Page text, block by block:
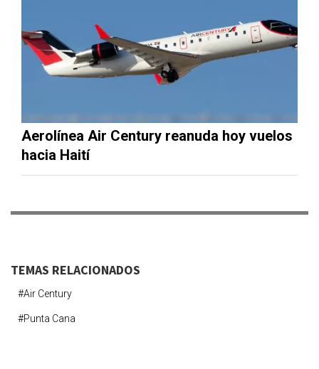
Aerolínea Air Century reanuda hoy vuelos
hacia Haití
TEMAS RELACIONADOS
#air Century
#punta Cana